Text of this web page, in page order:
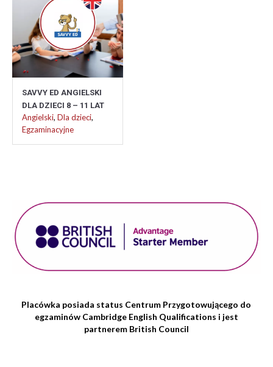
SAVVY ED ANGIELSKI
DLA DZIECI 8 – 11 LAT
Angielski,Dla dzieci,
Egzaminacyjne
Placówka posiada status Centrum Przygotowującego do
egzaminów Cambridge English Qualifications i jest
partnerem British Council